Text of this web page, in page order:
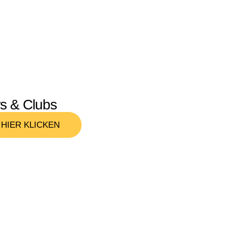
& Clubs
HIER KLICKEN